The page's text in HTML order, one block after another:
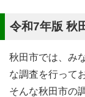
令和7年版 秋
秋田市では、み
な調査を行って
そんな秋田市の